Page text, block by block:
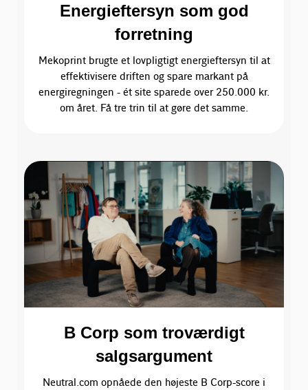
Energieftersyn som god
forretning
Mekoprint brugte et lovpligtigt energieftersyn til at
effektivisere driften og spare markant på
energiregningen - ét site sparede over 250.000 kr.
om året. Få tre trin til at gøre det samme.
B Corp som troværdigt
salgsargument
Neutral.com opnåede den højeste B Corp-score i